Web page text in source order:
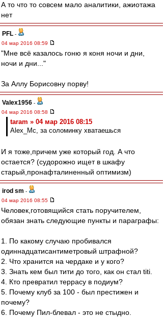
А то что то совсем мало аналитики, ажиотажа
нет
PFL -
04 мар 2016 08:59
"Мне всё казалось гоню я коня ночи и дни,
ночи и дни..."
За Аллу Борисовну порву!
Valex1956 -
04 мар 2016 08:58
taram » 04 мар 2016 08:15
Alex_Mc, за соломинку хватаешься
И я тоже,причем уже который год. А что
остается? (судорожно ищет в шкафу
старый,пронафталиненный оптимизм)
irod sm -
04 мар 2016 08:55
Человек,готовящийся стать поручителем,
обязан знать следующие пункты и параграфы:
1. По какому случаю пробивался
одиннадцатисантиметровый штрафной?
2. Что хранится на чердаке и у кого?
3. Знать кем был тити до того, как он стал titi.
4. Кто превратил террасу в подиум?
5. Почему клуб за 100 - был престижен и
почему?
6. Почему Пил-блевал - это не стыдно.